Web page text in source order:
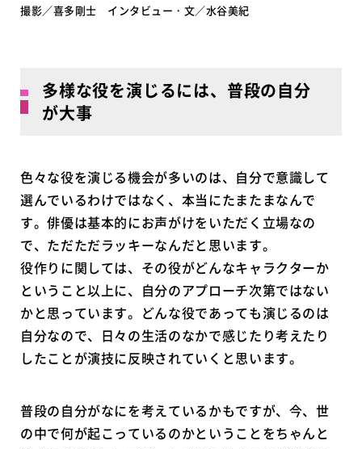
撮影／喜多剛士 インタビュー・文／水谷美紀
多様な役を演じるには、普段の自分
が大事
色々な役を演じる機会が多いのは、自分で意識して
選んでいるわけではなく、本当にたまたまなんで
す。俳優は基本的にお声がけをいただく立場なの
で、ただただラッキーなんだと思います。
役作りに関しては、その役がどんなキャラクターか
ということ以上に、自分のアプローチ次第ではない
かと思っています。どんな役であっても演じるのは
自分なので、日々の生活のなかで感じたり考えたり
したことが演技に反映されていくと思います。
普段の自分がなにを考えているかもですが、今、世
の中で何が起こっているのかということをちゃんと